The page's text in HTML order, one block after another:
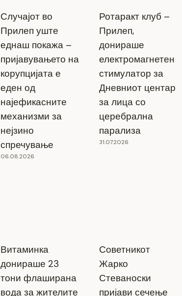
Случајот во
Прилеп уште
еднаш покажа –
пријавувањето на
корупцијата е
еден од
најефикасните
механизми за
нејзино
спречување
06.08.2026
Ротаракт клуб –
Прилеп,
донираше
електромагнетен
стимулатор за
Дневниот центар
за лица со
церебрална
парализа
31.07.2026
Витаминка
донираше 23
тони флаширана
вода за жителите
Советникот
Жарко
Стеваноски
пријави сечење